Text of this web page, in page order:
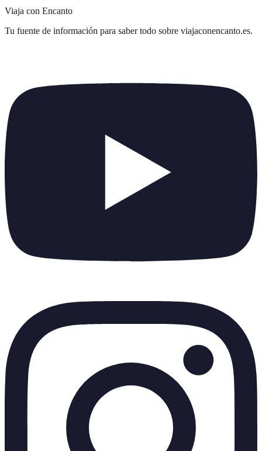
Viaja con Encanto
Tu fuente de información para saber todo sobre viajaconencanto.es.